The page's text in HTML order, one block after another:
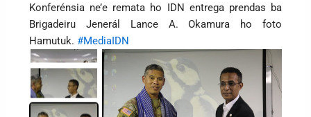
Konferénsia ne’e remata ho IDN entrega prendas ba
Brigadeiru Jenerál Lance A. Okamura ho foto
Hamutuk.#MediaIDN